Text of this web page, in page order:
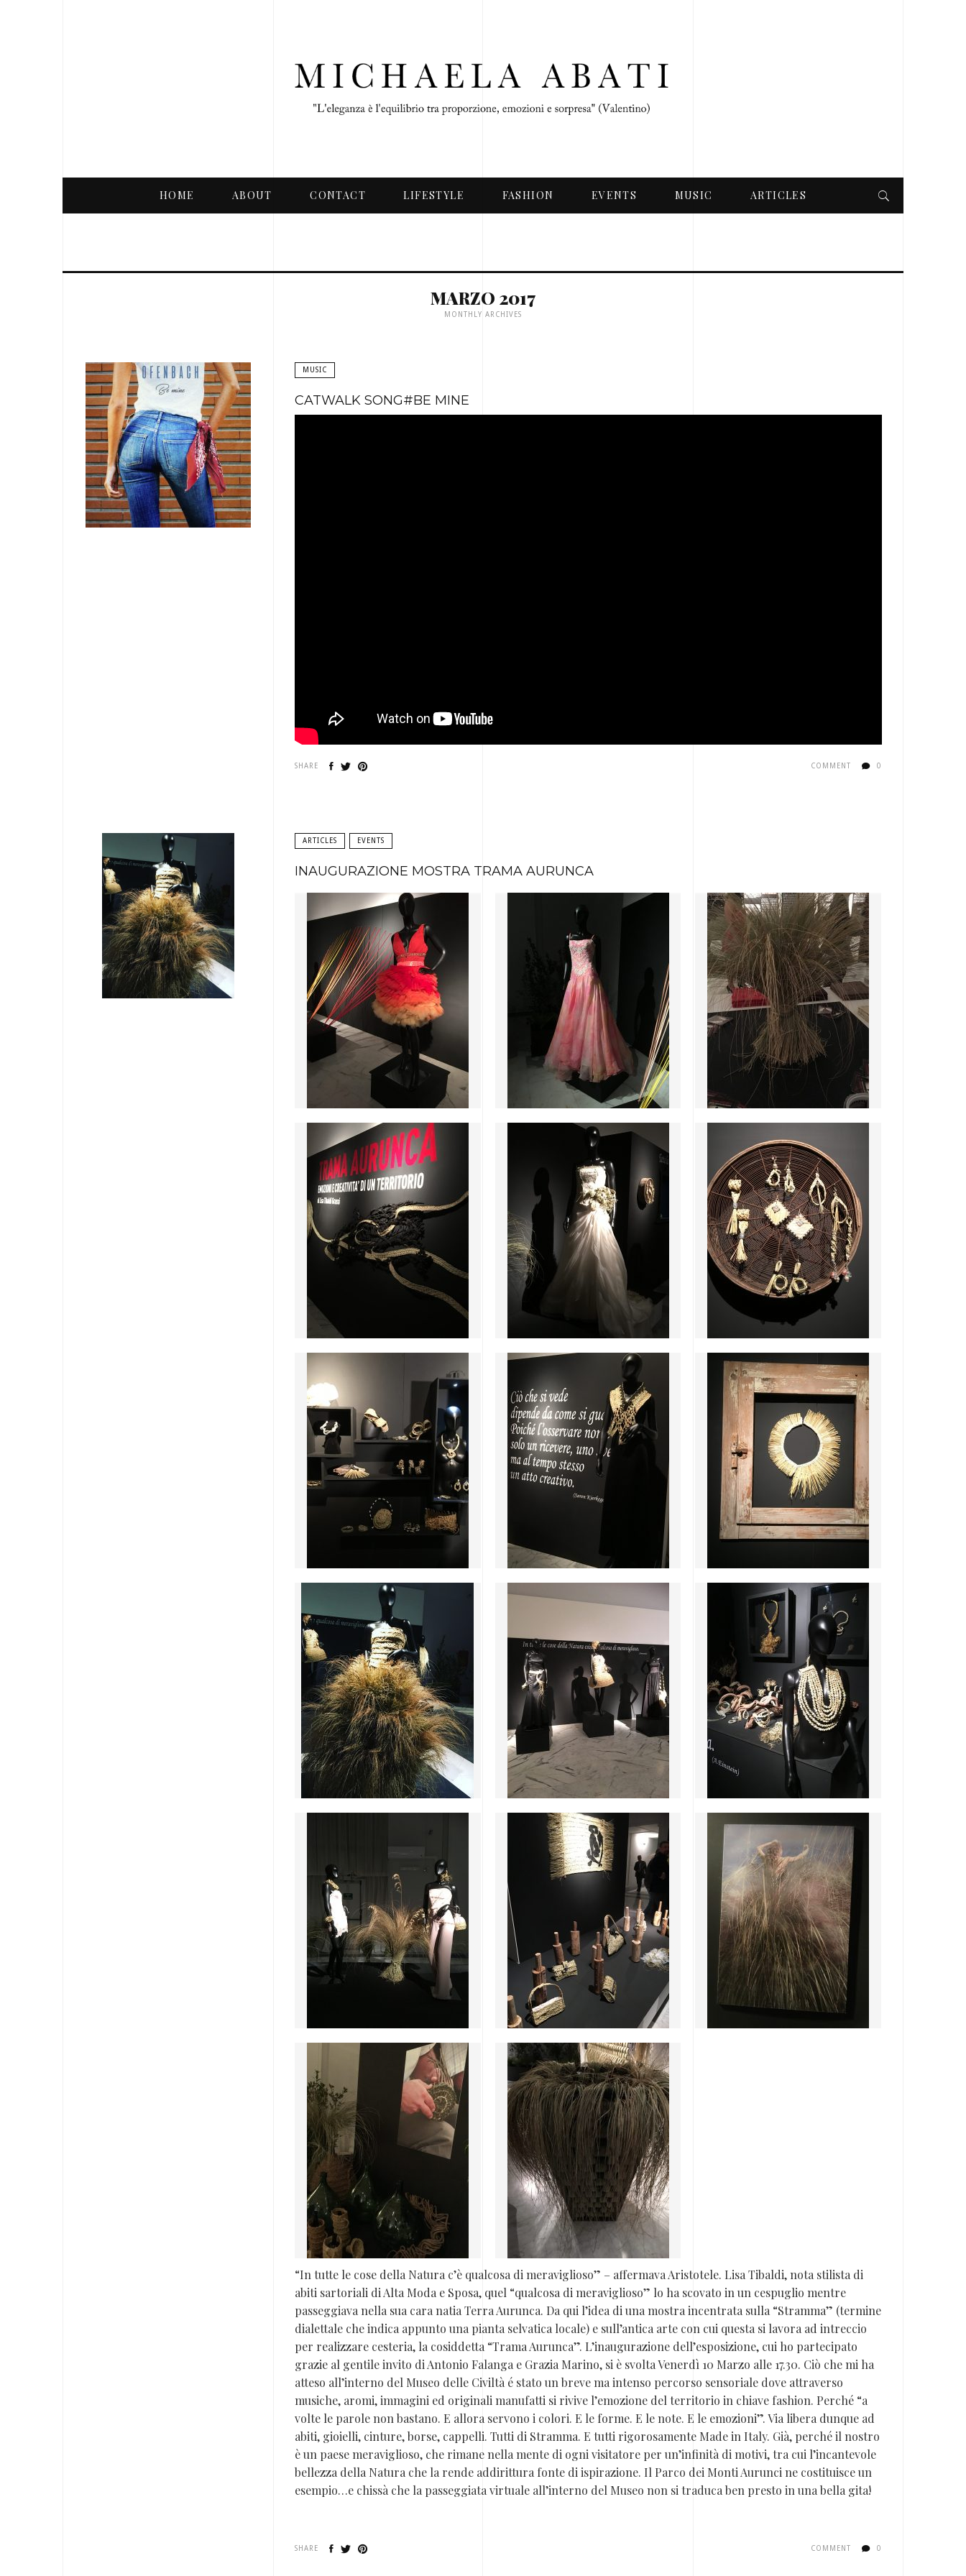
HOME ABOUT CONTACT LIFESTYLE FASHION EVENTS MUSIC ARTICLES
MARZO 2017
MONTHLY ARCHIVES
MUSIC
CATWALK SONG#BE MINE
SHARE COMMENT 0
ARTICLES EVENTS
INAUGURAZIONE MOSTRA TRAMA AURUNCA
“In tutte le cose della Natura c’è qualcosa di meraviglioso” – affermava Aristotele. Lisa Tibaldi, nota stilista di
abiti sartoriali di Alta Moda e Sposa, quel “qualcosa di meraviglioso” lo ha scovato in un cespuglio mentre
passeggiava nella sua cara natia Terra Aurunca. Da qui l’idea di una mostra incentrata sulla “Stramma” (termine
dialettale che indica appunto una pianta selvatica locale) e sull’antica arte con cui questa si lavora ad intreccio
per realizzare cesteria, la cosiddetta “Trama Aurunca”. L’inaugurazione dell’esposizione, cui ho partecipato
grazie al gentile invito di Antonio Falanga e Grazia Marino, si è svolta Venerdì 10 Marzo alle 17.30. Ciò che mi ha
atteso all’interno del Museo delle Civiltà é stato un breve ma intenso percorso sensoriale dove attraverso
musiche, aromi, immagini ed originali manufatti si rivive l’emozione del territorio in chiave fashion. Perché “a
volte le parole non bastano. E allora servono i colori. E le forme. E le note. E le emozioni”. Via libera dunque ad
abiti, gioielli, cinture, borse, cappelli. Tutti di Stramma. E tutti rigorosamente Made in Italy. Già, perché il nostro
è un paese meraviglioso, che rimane nella mente di ogni visitatore per un’infinità di motivi, tra cui l’incantevole
bellezza della Natura che la rende addirittura fonte di ispirazione. Il Parco dei Monti Aurunci ne costituisce un
esempio…e chissà che la passeggiata virtuale all’interno del Museo non si traduca ben presto in una bella gita!
SHARE COMMENT 0